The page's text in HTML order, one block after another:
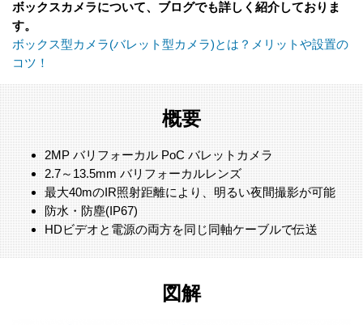
ボックスカメラについて、ブログでも詳しく紹介しておりま
す。
ボックス型カメラ(バレット型カメラ)とは？メリットや設置の
コツ！
概要
2MP バリフォーカル PoC バレットカメラ
2.7～13.5mm バリフォーカルレンズ
最大40mのIR照射距離により、明るい夜間撮影が可能
防水・防塵(IP67)
HDビデオと電源の両方を同じ同軸ケーブルで伝送
図解